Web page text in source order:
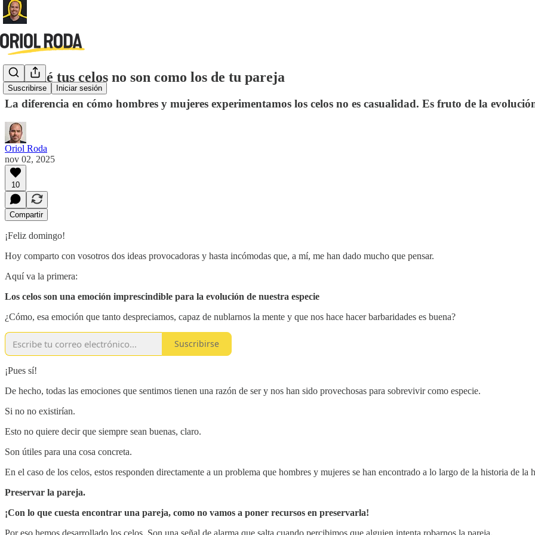
Suscribirse Iniciar sesión
Por qué tus celos no son como los de tu pareja
La diferencia en cómo hombres y mujeres experimentamos los celos no es casualidad. Es fruto de la
Oriol Roda
nov 02, 2025
10
Compartir
¡Feliz domingo!
Hoy comparto con vosotros dos ideas provocadoras y hasta incómodas que, a mí, me han dado mucho que pensar.
Aquí va la primera:
Los celos son una emoción imprescindible para la evolución de nuestra especie
¿Cómo, esa emoción que tanto despreciamos, capaz de nublarnos la mente y que nos hace hacer barbaridades es buena?
Suscribirse
¡Pues sí!
De hecho, todas las emociones que sentimos tienen una razón de ser y nos han sido provechosas para sobrevivir como especie.
Si no no existirían.
Esto no quiere decir que siempre sean buenas, claro.
Son útiles para una cosa concreta.
En el caso de los celos, estos responden directamente a un problema que hombres y mujeres se han encontrado a lo largo de la historia de la
Preservar la pareja.
¡Con lo que cuesta encontrar una pareja, como no vamos a poner recursos en preservarla!
Por eso hemos desarrollado los celos. Son una señal de alarma que salta cuando percibimos que alguien intenta robarnos la pareja.